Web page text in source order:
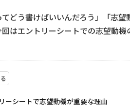
てどう書けばいいんだろう」「志
回はエントリーシートでの志望動
ーシートで志望動機が重要な理由